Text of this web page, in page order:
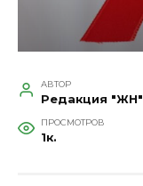
АВТОР
Редакция "ЖН"
ПРОСМОТРОВ
1к.